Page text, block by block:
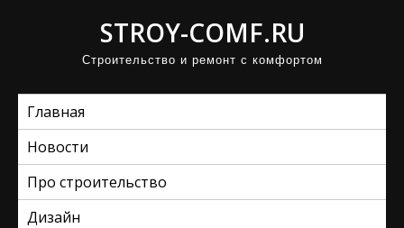
STROY-COMF.RU
Строительство и ремонт с комфортом
Главная
Новости
Про строительство
Дизайн